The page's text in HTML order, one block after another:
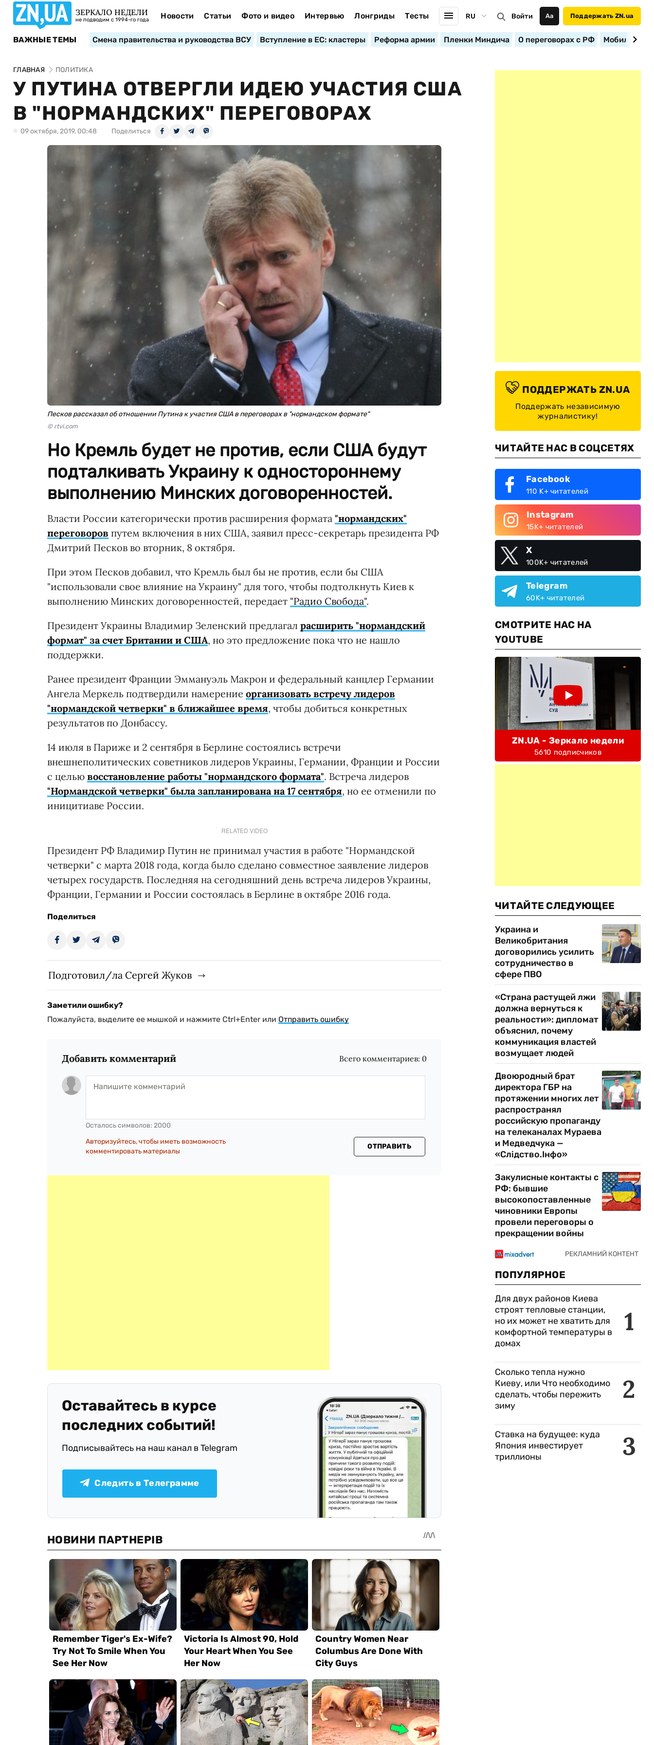
ЗЕРКАЛО НЕДЕЛИ
не подводим с 1994-го года Новости Статьи Фото и видео Интервью Лонгриды Тесты RU Войти Аа Поддержать ZN.ua
ВАЖНЫЕ ТЕМЫ Смена правительства и руководства ВСУ Вступление в ЕС: кластеры Реформа армии Пленки Миндича О переговорах с РФ
ГЛАВНАЯ ПОЛИТИКА
У ПУТИНА ОТВЕРГЛИ ИДЕЮ УЧАСТИЯ США
В "НОРМАНДСКИХ" ПЕРЕГОВОРАХ
09 октября, 2019, 00:48 Поделиться
Песков рассказал об отношении Путина к участия США в переговорах в "нормандском формате"
© rtvi.com
Но Кремль будет не против, если США будут
подталкивать Украину к одностороннему
выполнению Минских договоренностей.
Власти России категорически против расширения формата "нормандских"
переговоров путем включения в них США, заявил пресс-секретарь президента РФ
Дмитрий Песков во вторник, 8 октября.
При этом Песков добавил, что Кремль был бы не против, если бы США
"использовали свое влияние на Украину" для того, чтобы подтолкнуть Киев к
выполнению Минских договоренностей, передает "Радио Свобода".
Президент Украины Владимир Зеленский предлагал расширить "нормандский
формат" за счет Британии и США, но это предложение пока что не нашло
поддержки.
Ранее президент Франции Эммануэль Макрон и федеральный канцлер Германии
Ангела Меркель подтвердили намерение организовать встречу лидеров
"нормандской четверки" в ближайшее время, чтобы добиться конкретных
результатов по Донбассу.
14 июля в Париже и 2 сентября в Берлине состоялись встречи
внешнеполитических советников лидеров Украины, Германии, Франции и России
с целью восстановление работы "нормандского формата". Встреча лидеров
"Нормандской четверки" была запланирована на 17 сентября, но ее отменили по
иницитиаве России.
RELATED VIDEO
Президент РФ Владимир Путин не принимал участия в работе "Нормандской
четверки" с марта 2018 года, когда было сделано совместное заявление лидеров
четырех государств. Последняя на сегодняшний день встреча лидеров Украины,
Франции, Германии и России состоялась в Берлине в октябре 2016 года.
Поделиться
Подготовил/ла Сергей Жуков
Заметили ошибку?
Пожалуйста, выделите ее мышкой и нажмите Ctrl+Enter или Отправить ошибку
Добавить комментарий Всего комментариев: 0
Осталось символов: 2000
Авторизуйтесь, чтобы иметь возможность
комментировать материалы
ОТПРАВИТЬ
Оставайтесь в курсе
последних событий!
Подписывайтесь на наш канал в Telegram
Следить в Телеграмме
ПОДДЕРЖАТЬ ZN.UA
Поддержать независимую
журналистику!
ЧИТАЙТЕ НАС В СОЦСЕТЯХ
Facebook
110 K+ читателей
Instagram
15K+ читателей
X
100K+ читателей
Telegram
60K+ читателей
СМОТРИТЕ НАС НА
YOUTUBE
ZN.UA - Зеркало недели
5610 подписчиков
ЧИТАЙТЕ СЛЕДУЮЩЕЕ
Украина и
Великобритания
договорились усилить
сотрудничество в
сфере ПВО
«Страна растущей лжи
должна вернуться к
реальности»: дипломат
объяснил, почему
коммуникация властей
возмущает людей
Двоюродный брат
директора ГБР на
протяжении многих лет
распространял
российскую пропаганду
на телеканалах Мураева
и Медведчука —
«Слідство.Інфо»
Закулисные контакты с
РФ: бывшие
высокопоставленные
чиновники Европы
провели переговоры о
прекращении войны
ПОПУЛЯРНОЕ
1
Для двух районов Киева
строят тепловые станции,
но их может не хватить для
комфортной температуры в
домах
2
Сколько тепла нужно
Киеву, или Что необходимо
сделать, чтобы пережить
зиму
3
Ставка на будущее: куда
Япония инвестирует
триллионы